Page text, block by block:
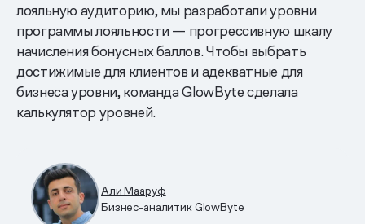
лояльную аудиторию, мы разработали уровни
программы лояльности — прогрессивную шкалу
начисления бонусных баллов. Чтобы выбрать
достижимые для клиентов и адекватные для
бизнеса уровни, команда GlowByte сделала
калькулятор уровней.
Али Мааруф
Бизнес-аналитик GlowByte